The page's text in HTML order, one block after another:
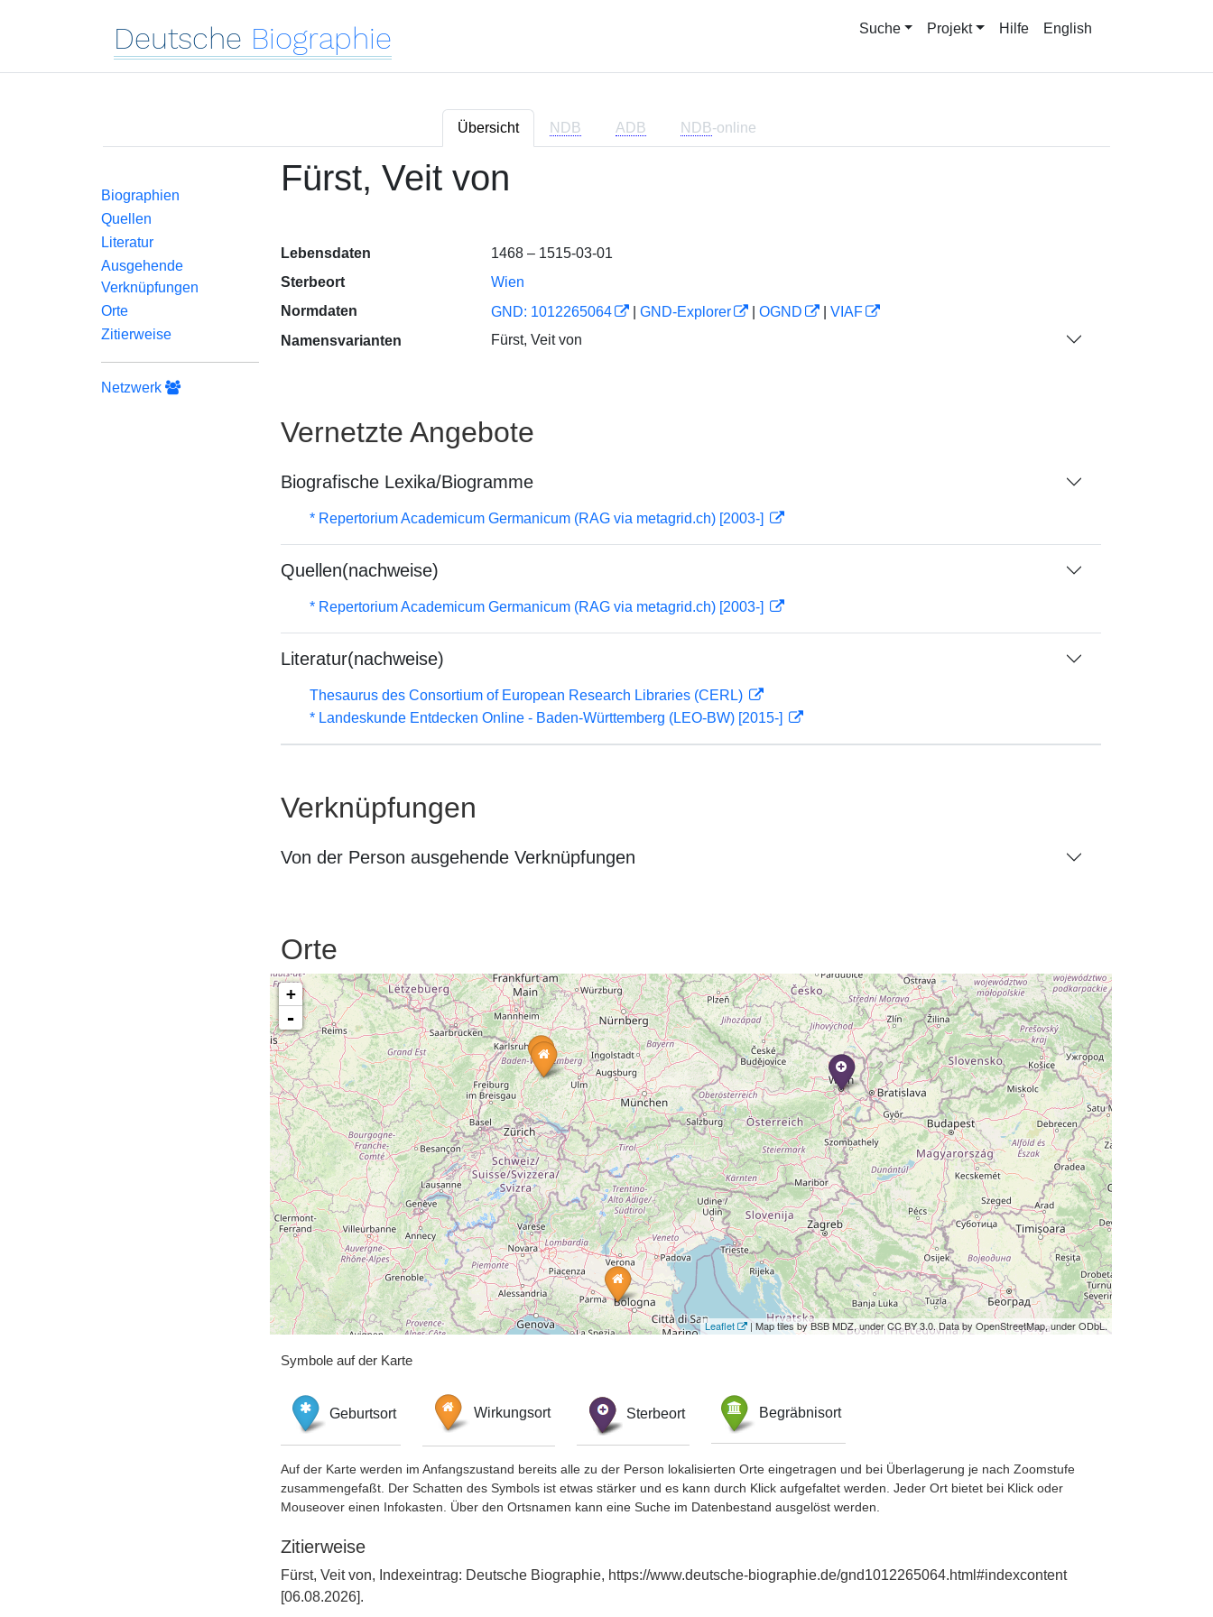
Deutsche Biographie Suche Projekt Hilfe English
Übersicht NDB ADB NDB-online
Biographien
Quellen
Literatur
Ausgehende
Verknüpfungen
Orte
Zitierweise
Netzwerk
Fürst, Veit von
Lebensdaten
1468 – 1515-03-01
Sterbeort
Wien
Normdaten
GND: 1012265064 GND-Explorer OGND
VIAF
Namensvarianten
Fürst, Veit von
Vernetzte Angebote
Biografische Lexika/Biogramme
* Repertorium Academicum Germanicum (RAG via metagrid.ch) [2003-]
Quellen(nachweise)
* Repertorium Academicum Germanicum (RAG via metagrid.ch) [2003-]
Literatur(nachweise)
Thesaurus des Consortium of European Research Libraries (CERL)
* Landeskunde Entdecken Online - Baden-Württemberg (LEO-BW) [2015-]
Verknüpfungen
Von der Person ausgehende Verknüpfungen
Orte
+
-
Leaflet | Map tiles by BSB MDZ, under CC BY 3.0. Data by OpenStreetMap, under ODbL.
Symbole auf der Karte
Geburtsort Wirkungsort Sterbeort Begräbnisort
Auf der Karte werden im Anfangszustand bereits alle zu der Person lokalisierten Orte eingetragen und bei Überlagerung je nach Zoomstufe
zusammengefaßt. Der Schatten des Symbols ist etwas stärker und es kann durch Klick aufgefaltet werden. Jeder Ort bietet bei Klick oder
Mouseover einen Infokasten. Über den Ortsnamen kann eine Suche im Datenbestand ausgelöst werden.
Zitierweise
Fürst, Veit von, Indexeintrag: Deutsche Biographie, https://www.deutsche-biographie.de/gnd1012265064.html#indexcontent
[06.08.2026].